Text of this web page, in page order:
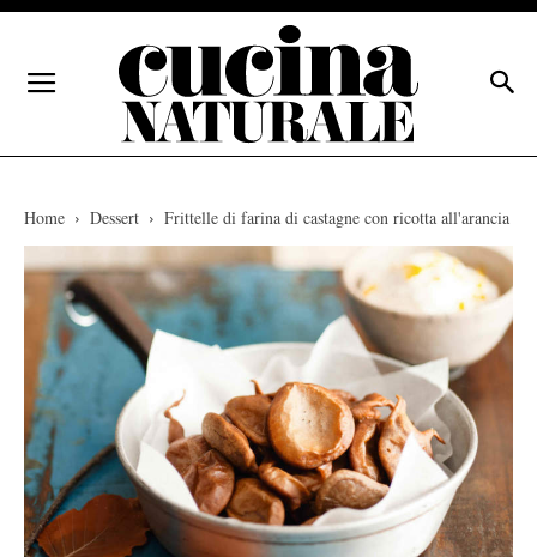
Home Dessert Frittelle di farina di castagne con ricotta all'arancia